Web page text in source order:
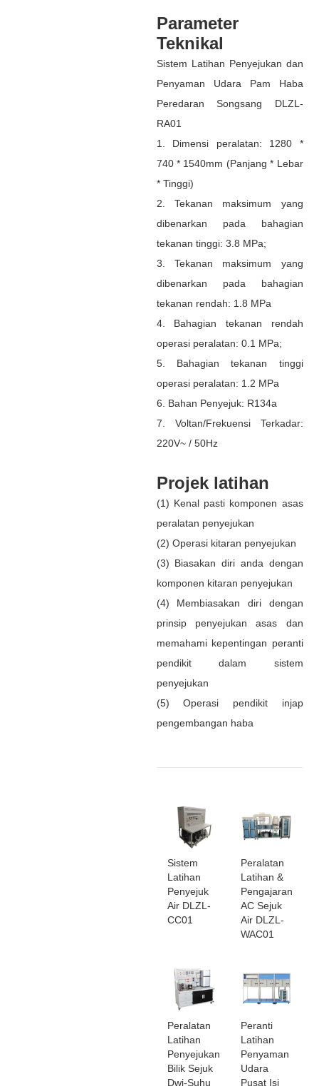
Parameter
Teknikal
Sistem Latihan Penyejukan dan
Penyaman Udara Pam Haba
Peredaran Songsang DLZL-
RA01
1. Dimensi peralatan: 1280 *
740 * 1540mm (Panjang * Lebar
* Tinggi)
2. Tekanan maksimum yang
dibenarkan pada bahagian
tekanan tinggi: 3.8 MPa;
3. Tekanan maksimum yang
dibenarkan pada bahagian
tekanan rendah: 1.8 MPa
4. Bahagian tekanan rendah
operasi peralatan: 0.1 MPa;
5. Bahagian tekanan tinggi
operasi peralatan: 1.2 MPa
6. Bahan Penyejuk: R134a
7. Voltan/Frekuensi Terkadar:
220V~ / 50Hz
Projek latihan
(1) Kenal pasti komponen asas
peralatan penyejukan
(2) Operasi kitaran penyejukan
(3) Biasakan diri anda dengan
komponen kitaran penyejukan
(4) Membiasakan diri dengan
prinsip penyejukan asas dan
memahami kepentingan peranti
pendikit dalam sistem
penyejukan
(5) Operasi pendikit injap
pengembangan haba
Sistem
Latihan
Penyejuk
Air DLZL-
CC01
Peralatan
Latihan &
Pengajaran
AC Sejuk
Air DLZL-
WAC01
Peralatan
Latihan
Penyejukan
Bilik Sejuk
Dwi-Suhu
Peranti
Latihan
Penyaman
Udara
Pusat Isi